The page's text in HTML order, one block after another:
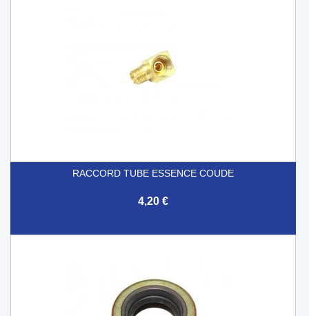
RACCORD TUBE ESSENCE COUDE
4,20 €